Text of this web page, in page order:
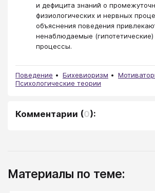
и дефицита знаний о
физиологических и нервных
объяснения поведения
ненаблюдаемые (гипотетические)
процессы.
Поведение Бихевиоризм
Психологические теории
Комментарии (0):
Материалы по теме: